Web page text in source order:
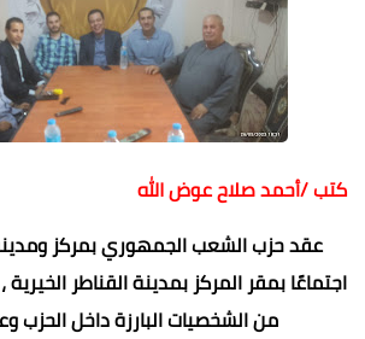
كتب /أحمد صلاح عوض الله
عقد حزب الشعب الجمهوري بمركز ومدينة
اجتماعًا بمقر المركز بمدينة القناطر
من الشخصيات البارزة داخل الحزب